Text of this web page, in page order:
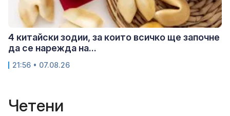
4 китайски зодии, за които всичко ще започне
да се нарежда на...
21:56 • 07.08.26
Четени